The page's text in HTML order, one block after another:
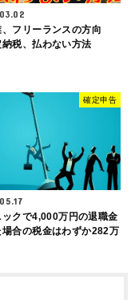
、フリーランスの方向
税、払わない方法
確定申告
ックで4,000万円の退職金
場合の税金はわずか282万